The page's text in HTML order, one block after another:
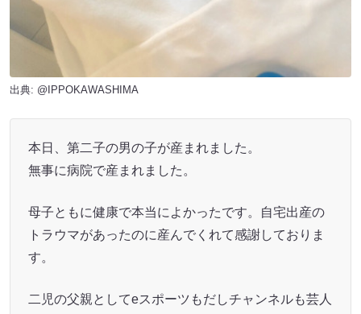
出典: @IPPOKAWASHIMA
本日、第二子の男の子が産まれました。
無事に病院で産まれました。
母子ともに健康で本当によかったです。自宅出産の
トラウマがあったのに産んでくれて感謝しておりま
す。
二児の父親としてeスポーツもだしチャンネルも芸人